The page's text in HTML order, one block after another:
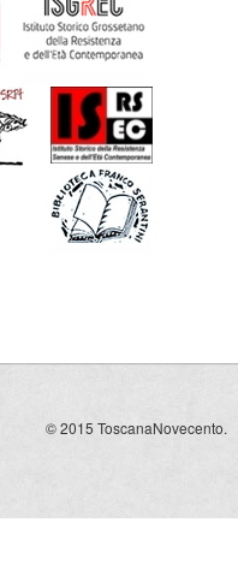
© 2015 ToscanaNovecento.